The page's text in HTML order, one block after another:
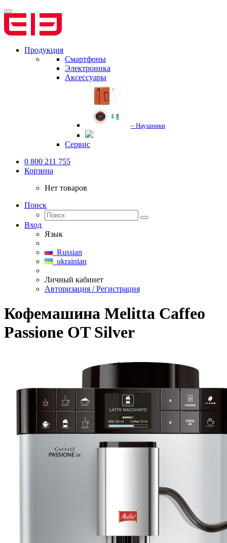
Продукция
Смартфоны
Электроника
Аксессуары
– Наушники
Сервис
0 800 211 755
Корзина
Нет товаров
Поиск
Вход
Язык
Russian
ukrainian
Личный кабинет
Авторизация / Регистрация
Кофемашина Melitta Caffeo
Passione OT Silver